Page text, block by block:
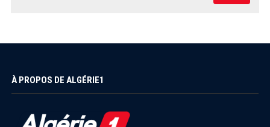
À PROPOS DE ALGÉRIE1